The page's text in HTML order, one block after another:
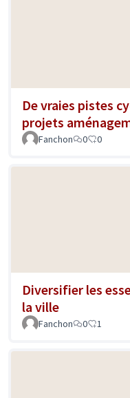
De vraies pistes
projets
Fanchon 0 0
Diversifier les
la ville
Fanchon 0 1